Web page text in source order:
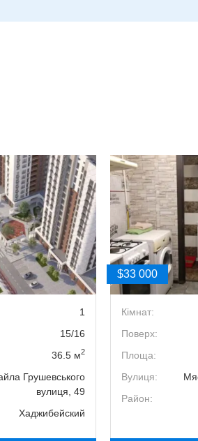
1
15/16
36.5 м2
Грушевського
вулиця, 49
Хаджибейский
$33 000
Кімнат:
Поверх:
Площа:
Вулиця:
Район: